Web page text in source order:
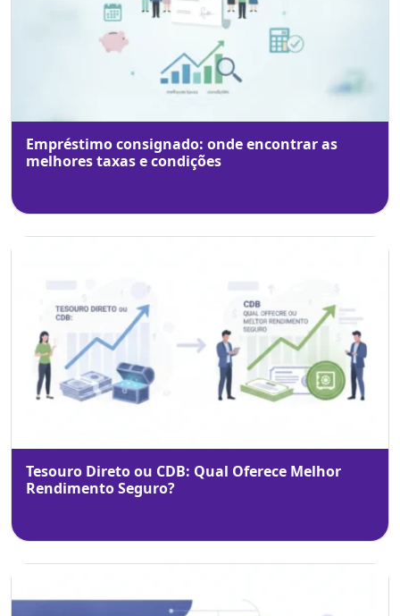
Empréstimo consignado: onde encontrar as
melhores taxas e condições
Tesouro Direto ou CDB: Qual Oferece Melhor
Rendimento Seguro?